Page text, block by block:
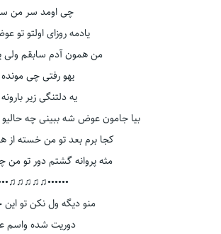
چی اومد سر من
یادمه روزای اولتو
من همون آدم سابقم ولی
یهو رفتی چی
یه دلتنگی زیر
بیا جامون عوض شه ببینی چه
کجا برم بعد تو من خسته از
مثه پروانه گشتم دور تو من
منو دیگه ول نکن تو
دوریت شده واسم